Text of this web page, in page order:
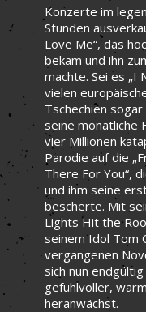
Konzerte im
Stunden
Love Me“, das
bekam und ihn
machte. Sei es „I
vielen
Tschechien
seine monatliche
vier Millionen
Parodie auf die
There For You“,
und ihm seine
bescherte. Mit
Lights Hit the
seinem Idol Tom
vergangenen
sich nun
gefühlvoller,
heranwächst.